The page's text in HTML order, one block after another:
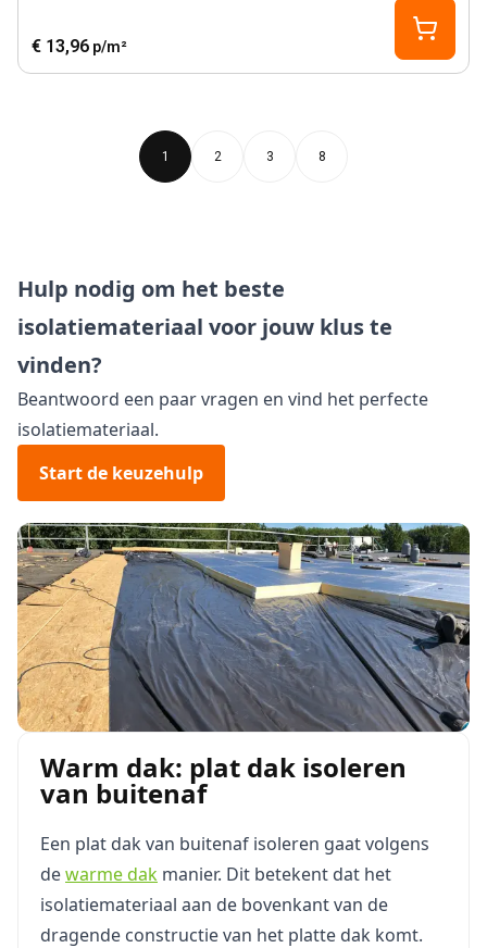
€ 13,96 p/m²
1 2 3 8
Hulp nodig om het beste
isolatiemateriaal voor jouw klus te
vinden?
Beantwoord een paar vragen en vind het perfecte
isolatiemateriaal.
Start de keuzehulp
Warm dak: plat dak isoleren
van buitenaf
Een plat dak van buitenaf isoleren gaat volgens
dewarme dak manier. Dit betekent dat het
isolatiemateriaal aan de bovenkant van de
dragende constructie van het platte dak komt.